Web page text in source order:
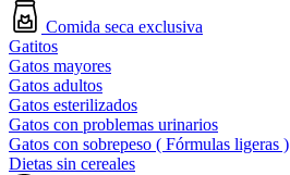
Comida seca exclusiva
Gatitos
Gatos mayores
Gatos adultos
Gatos esterilizados
Gatos con problemas urinarios
Gatos con sobrepeso ( Fórmulas ligeras )
Dietas sin cereales